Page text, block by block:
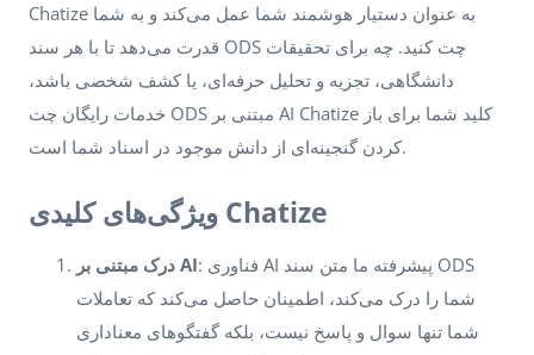
Chatize به عنوان دستیار هوشمند شما عمل می‌کند و به شما
قدرت می‌دهد تا با هر سند ODS چت کنید. چه برای تحقیقات
دانشگاهی، تجزیه و تحلیل حرفه‌ای، یا کشف شخصی باشد،
خدمات رایگان چت ODS مبتنی بر AI Chatize کلید شما برای باز
کردن گنجینه‌ای از دانش موجود در اسناد شما است.
ویژگی‌های کلیدی Chatize
درک مبتنی بر AI: فناوری AI پیشرفته ما متن سند ODS
شما را درک می‌کند، اطمینان حاصل می‌کند که تعاملات
شما تنها سوال و پاسخ نیست، بلکه گفتگوهای معناداری